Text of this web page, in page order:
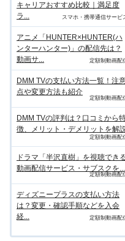
キャリアおすすめ比較｜満足度
ラ...
スマホ・携帯通信サービ
アニメ「HUNTER×HUNTER(ハ
ンターハンター)」の配信先は？
動画サ...
定額制動画配
DMM TVの支払い方法一覧！注
点や変更方法も紹介
定額制動画配
DMM TVの評判は？口コミから
徴、メリット・デメリットを解
定額制動画配
ドラマ「半沢直樹」を視聴でき
動画配信サービス・サブスクを...
定額制動画配
ディズニープラスの支払い方法
は？変更・確認手順などを入会
経...
定額制動画配